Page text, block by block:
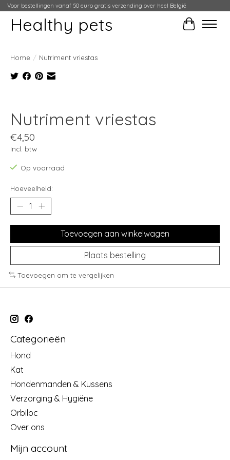
Voor bestellingen vanaf 50 euro gratis verzending over heel België
Healthy pets
Home / Nutriment vriestas
Nutriment vriestas
€4,50
Incl. btw
Op voorraad
Hoeveelheid:
Toevoegen aan winkelwagen
Plaats bestelling
Toevoegen om te vergelijken
Categorieën
Hond
Kat
Hondenmanden & Kussens
Verzorging & Hygiëne
Orbiloc
Over ons
Mijn account